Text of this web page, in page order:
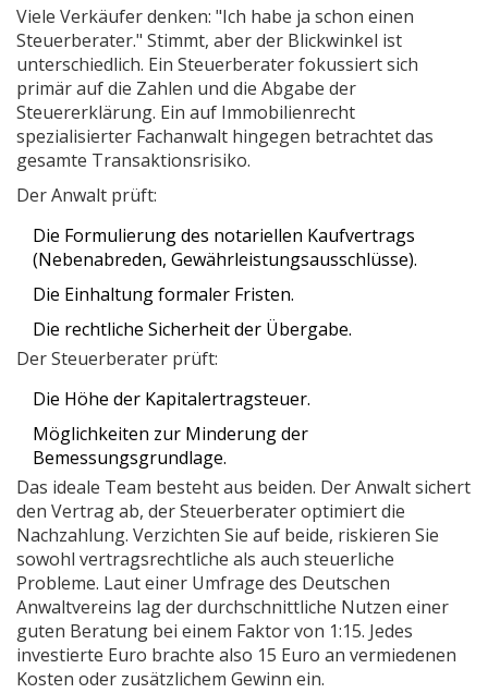
Viele Verkäufer denken: "Ich habe ja schon einen
Steuerberater." Stimmt, aber der Blickwinkel ist
unterschiedlich. Ein Steuerberater fokussiert sich
primär auf die Zahlen und die Abgabe der
Steuererklärung. Ein auf Immobilienrecht
spezialisierter Fachanwalt hingegen betrachtet das
gesamte Transaktionsrisiko.
Der Anwalt prüft:
Die Formulierung des notariellen Kaufvertrags
(Nebenabreden, Gewährleistungsausschlüsse).
Die Einhaltung formaler Fristen.
Die rechtliche Sicherheit der Übergabe.
Der Steuerberater prüft:
Die Höhe der Kapitalertragsteuer.
Möglichkeiten zur Minderung der
Bemessungsgrundlage.
Das ideale Team besteht aus beiden. Der Anwalt sichert
den Vertrag ab, der Steuerberater optimiert die
Nachzahlung. Verzichten Sie auf beide, riskieren Sie
sowohl vertragsrechtliche als auch steuerliche
Probleme. Laut einer Umfrage des Deutschen
Anwaltvereins lag der durchschnittliche Nutzen einer
guten Beratung bei einem Faktor von 1:15. Jedes
investierte Euro brachte also 15 Euro an vermiedenen
Kosten oder zusätzlichem Gewinn ein.